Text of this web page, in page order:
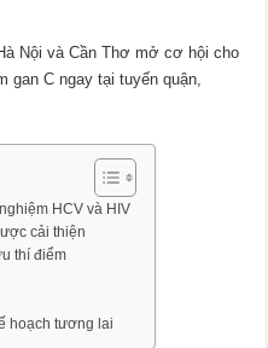
Nội và Cần Thơ mở cơ hội cho
gan C ngay tại tuyến quận,
HCV và HIV
cải thiện
thí điểm
hoạch tương lai